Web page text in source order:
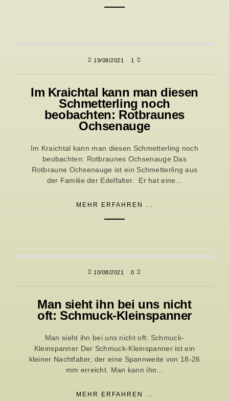
19/08/2021 1
Im Kraichtal kann man diesen
Schmetterling noch
beobachten: Rotbraunes
Ochsenauge
Im Kraichtal kann man diesen Schmetterling noch
beobachten: Rotbraunes Ochsenauge Das
Rotbraune Ochsenauge ist ein Schmetterling aus
der Familie der Edelfalter. Er hat eine...
MEHR ERFAHREN ...
10/08/2021 0
Man sieht ihn bei uns nicht
oft: Schmuck-Kleinspanner
Man sieht ihn bei uns nicht oft: Schmuck-
Kleinspanner Der Schmuck-Kleinspanner ist ein
kleiner Nachtfalter, der eine Spannweite von 18-26
mm erreicht. Man kann ihn...
MEHR ERFAHREN ...